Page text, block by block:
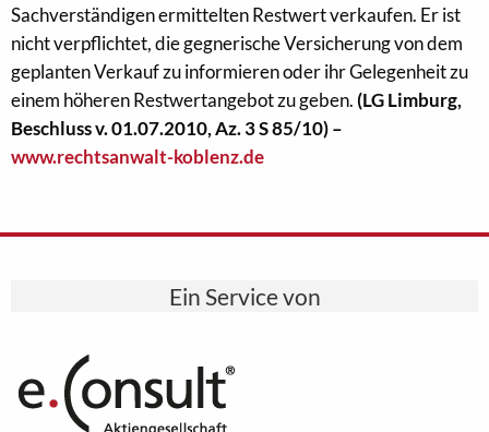
Sachverständigen ermittelten Restwert verkaufen. Er ist
nicht verpflichtet, die gegnerische Versicherung von dem
geplanten Verkauf zu informieren oder ihr Gelegenheit zu
einem höheren Restwertangebot zu geben. (LG Limburg,
Beschluss v. 01.07.2010, Az. 3 S 85/10) –
www.rechtsanwalt-koblenz.de
Ein Service von